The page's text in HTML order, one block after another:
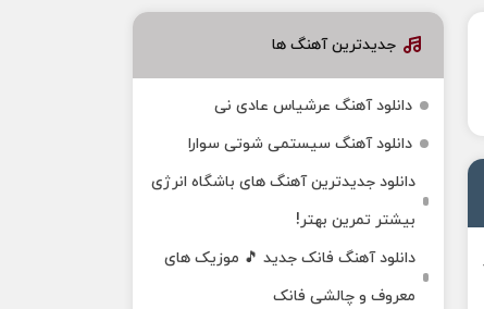
جدیدترین آهنگ ها
دانلود آهنگ عرشیاس عادی نی
دانلود آهنگ سیستمی شوتی سوارا
دانلود جدیدترین آهنگ‌ های باشگاه انرژی
بیشتر تمرین بهتر!
دانلود آهنگ فانک جدید 🎵 موزیک‌ های
معروف و چالشی فانک